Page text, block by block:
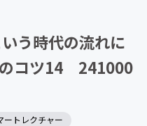
う時代の流れに
コツ14 241000
ートレクチャー